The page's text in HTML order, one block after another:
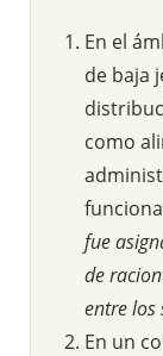
En el
de baja
como
fue
de
entre los
En un